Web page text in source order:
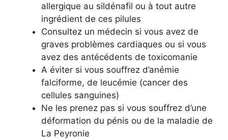
allergique au sildénafil ou à tout autre
ingrédient de ces pilules
Consultez un médecin si vous avez de
graves problèmes cardiaques ou si vous
avez des antécédents de toxicomanie
A éviter si vous souffrez d’anémie
falciforme, de leucémie (cancer des
cellules sanguines)
Ne les prenez pas si vous souffrez d’une
déformation du pénis ou de la maladie de
La Peyronie